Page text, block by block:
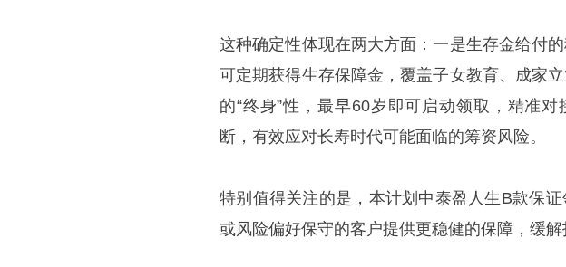
这种确定性体现在两大方面：一是生存金给付
可定期获得生存保障金，覆盖子女教育、成家
的“终身”性，最早60岁即可启动领取，精准
断，有效应对长寿时代可能面临的筹资风险。
特别值得关注的是，本计划中泰盈人生B款保
或风险偏好保守的客户提供更稳健的保障，缓解